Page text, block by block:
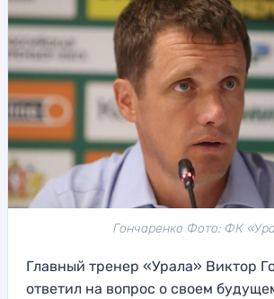
Гончаренко Фото: ФК
Главный тренер «Урала» Виктор
ответил на вопрос о своем